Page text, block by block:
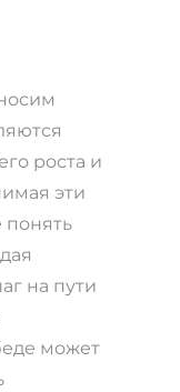
роста и
эти
на пути
может